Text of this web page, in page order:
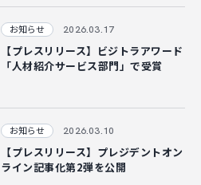
お知らせ 2026.03.17
【プレスリリース】ビジトラアワード
「人材紹介サービス部門」で受賞
お知らせ 2026.03.10
【プレスリリース】プレジデントオン
ライン記事化第2弾を公開